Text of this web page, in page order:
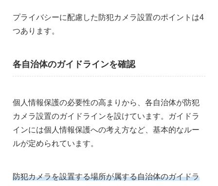
プライバシーに配慮した防犯カメラ設置のポイントは4
つあります。
各自治体のガイドラインを確認
個人情報保護の必要性の高まりから、各自治体が防犯
カメラ設置のガイドラインを設けています。ガイドラ
インには個人情報保護への考え方など、基本的なルー
ルが定められています。
防犯カメラを設置する場所が属する自治体のガイドラ